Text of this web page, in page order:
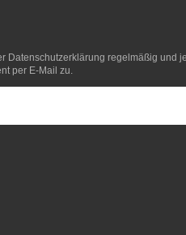
Datenschutzerklärung regelmäßig und
per E-Mail zu.